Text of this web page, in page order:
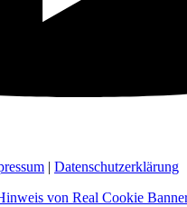
| Datenschutzerklärung
von Real Cookie